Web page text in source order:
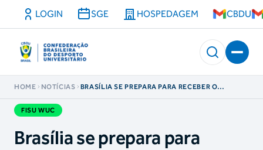
LOGIN SGE HOSPEDAGEM CBDU
HOME NOTÍCIAS
BRASÍLIA SE PREPARA PARA RECEBER O
FISU WUC
Brasília se prepara para